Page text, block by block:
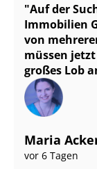
Auf der
Immobilien
von
müssen
großes Lob
Maria
vor 6 Tagen